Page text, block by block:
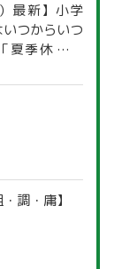
最新】小学
つからいつ
季休暇一
調・庸】